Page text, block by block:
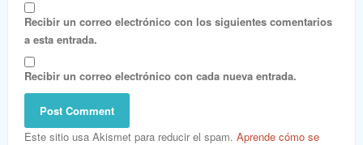
Recibir un correo electrónico con los siguientes comentarios
a esta entrada.
Recibir un correo electrónico con cada nueva entrada.
Este sitio usa Akismet para reducir el spam. Aprende cómo se